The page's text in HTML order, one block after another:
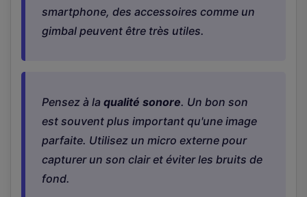
smartphone, des accessoires comme un
gimbal peuvent être très utiles.
Pensez à la qualité sonore. Un bon son
est souvent plus important qu'une image
parfaite. Utilisez un micro externe pour
capturer un son clair et éviter les bruits de
fond.